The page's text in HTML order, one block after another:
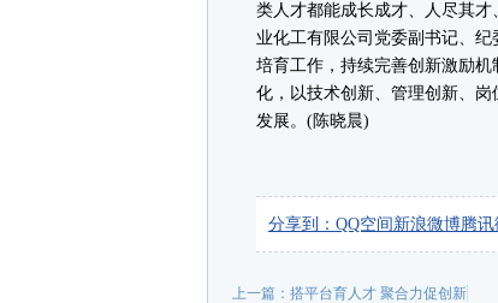
类人才都能成长成才、人尽其
业化工有限公司党委副书记、
培育工作，持续完善创新激励
化，以技术创新、管理创新、
发展。(陈晓晨)
分享到： QQ空间 新浪微博腾
上一篇： 搭平台育人才 聚合力促创新